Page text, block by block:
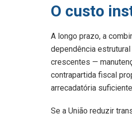
O custo
A longo prazo, a
dependência
crescentes —
contrapartida fiscal
arrecadatória
Se a União reduzir